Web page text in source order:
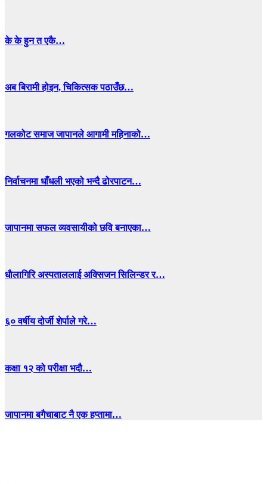
के के हुन त एकै…
अब बिरामी होइन, चिकित्सक पठाउँछ…
गलकोट समाज जापानले आगामी महिनाको…
निर्वाचनमा धाँधली भएको भन्दै ढोरपाटन…
जापानमा सफल व्यवसायीको छवि बनाएका…
धाैलागिरि अस्पताललाई अक्सिजन सिलिन्डर र…
६० वर्षीय दोर्जी शेर्पाले गरे…
कक्षा १२ को परीक्षा भदौ…
जापानमा बगैचाबाट नै एक हप्तामा…